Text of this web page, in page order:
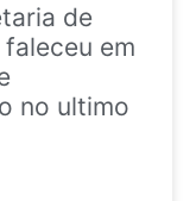
de
em
no ultimo